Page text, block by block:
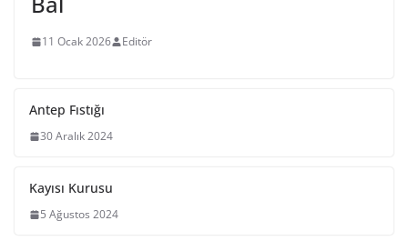
11 Ocak 2026 Editör
Antep Fıstığı
30 Aralık 2024
Kayısı Kurusu
5 Ağustos 2024